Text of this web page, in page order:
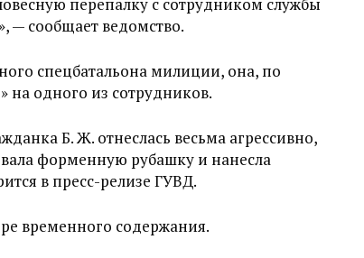
— сообщает ведомство.
спецбатальона милиции, она, по
одного из сотрудников.
Б. Ж. отнеслась весьма агрессивно,
форменную рубашку и нанесла
в пресс-релизе ГУВД.
временного содержания.